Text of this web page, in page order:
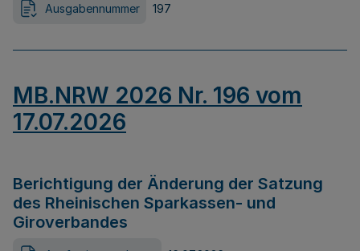
Ausgabennummer 197
MB.NRW 2026 Nr. 196 vom
17.07.2026
Berichtigung der Änderung der Satzung
des Rheinischen Sparkassen- und
Giroverbandes